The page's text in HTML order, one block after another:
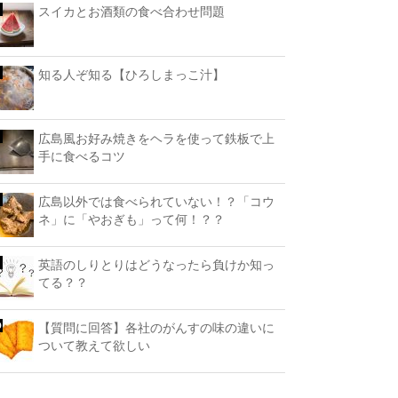
スイカとお酒類の食べ合わせ問題
知る人ぞ知る【ひろしまっこ汁】
広島風お好み焼きをヘラを使って鉄板で上
手に食べるコツ
広島以外では食べられていない！？「コウ
ネ」に「やおぎも」って何！？？
英語のしりとりはどうなったら負けか知っ
てる？？
【質問に回答】各社のがんすの味の違いに
ついて教えて欲しい